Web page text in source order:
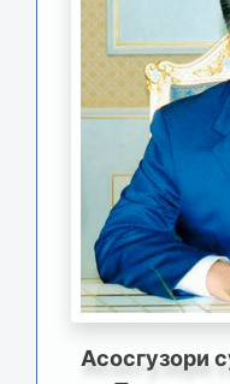
Асосгузори